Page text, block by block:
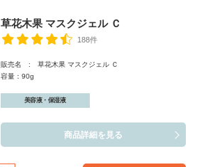
草花木果 マスクジェル Ｃ
188件
販売名 : 草花木果 マスクジェル Ｃ
容量：90g
美容液・保湿液
商品詳細を見る